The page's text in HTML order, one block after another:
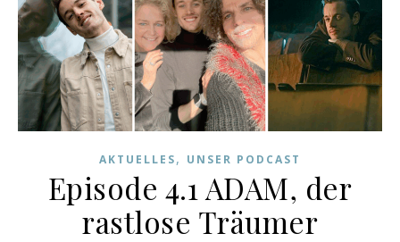
AKTUELLES, UNSER PODCAST
Episode 4.1 ADAM, der
rastlose Träumer